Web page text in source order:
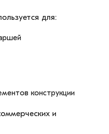
для:
конструкции
и